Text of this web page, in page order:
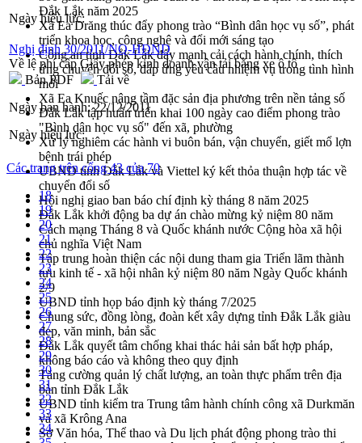
Đắk Lắk năm 2025
Xã Ea Drăng thúc đẩy phong trào “Bình dân học vụ số”, phát
triển khoa học, công nghệ và đổi mới sáng tạo
Công an tỉnh Đắk Lắk đẩy mạnh cải cách hành chính, thích
ứng chuyển đổi số, đáp ứng yêu cầu nhiệm vụ trong tình hình
mới
Xã Ea Knuếc nâng tầm đặc sản địa phương trên nền tảng số
Đắk Lắk tập huấn triển khai 100 ngày cao điểm phong trào
"Bình dân học vụ số" đến xã, phường
Xử lý nghiêm các hành vi buôn bán, vận chuyển, giết mổ lợn
bệnh trái phép
UBND tỉnh Đắk Lắk và Viettel ký kết thỏa thuận hợp tác về
chuyển đổi số
Hội nghị giao ban báo chí định kỳ tháng 8 năm 2025
Đắk Lắk khởi động ba dự án chào mừng kỷ niệm 80 năm
Cách mạng Tháng 8 và Quốc khánh nước Cộng hòa xã hội
chủ nghĩa Việt Nam
Tập trung hoàn thiện các nội dung tham gia Triển lãm thành
tựu kinh tế - xã hội nhân kỷ niệm 80 năm Ngày Quốc khánh
2/9
UBND tỉnh họp báo định kỳ tháng 7/2025
Chung sức, đồng lòng, đoàn kết xây dựng tỉnh Đắk Lắk giàu
đẹp, văn minh, bản sắc
Đắk Lắk quyết tâm chống khai thác hải sản bất hợp pháp,
không báo cáo và không theo quy định
Tăng cường quản lý chất lượng, an toàn thực phẩm trên địa
bàn tỉnh Đắk Lắk
UBND tỉnh kiểm tra Trung tâm hành chính công xã Durkmăn
và xã Krông Ana
Sở Văn hóa, Thể thao và Du lịch phát động phong trào thi
Ngày hiệu lực:
Nghị định 30/2011/NQ-HĐND
Về lệ phí cấp Giấy phép kinh doanh vận tải bằng xe ô tô
Bản PDF
Tải về
Ngày ban hành:22/12/2011
Ngày hiệu lực:
Các trang trên cổng 43 của 70
18
19
20
21
22
23
24
25
26
27
28
29
30
31
32
33
34